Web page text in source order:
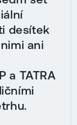
desítek
ani
a TATRA